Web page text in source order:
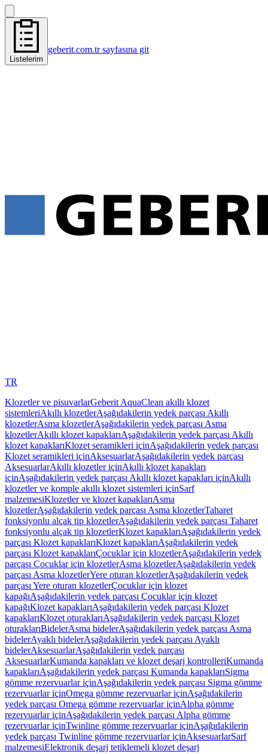
Listelerim
geberit.com.tr sayfasına git
TR
Klozetler ve pisuvarlarGeberit AquaClean akıllı klozet
sistemleriAkıllı klozetlerAşağıdakilerin yedek parçası Akıllı
klozetlerAsma klozetlerAşağıdakilerin yedek parçası Asma
klozetlerAkıllı klozet kapaklarıAşağıdakilerin yedek parçası Akıllı
klozet kapaklarıKlozet seramikleri içinAşağıdakilerin yedek parçası
Klozet seramikleri içinAksesuarlarAşağıdakilerin yedek parçası
AksesuarlarAkıllı klozetler içinAkıllı klozet kapakları
içinAşağıdakilerin yedek parçası Akıllı klozet kapakları içinAkıllı
klozetler ve komple akıllı klozet sistemleri içinSarf
malzemesiKlozetler ve klozet kapaklarıAsma
klozetlerAşağıdakilerin yedek parçası Asma klozetlerTaharet
fonksiyonlu alçak tip klozetlerAşağıdakilerin yedek parçası Taharet
fonksiyonlu alçak tip klozetlerKlozet kapaklarıAşağıdakilerin yedek
parçası Klozet kapaklarıKlozet kapaklarıAşağıdakilerin yedek
parçası Klozet kapaklarıÇocuklar için klozetlerAşağıdakilerin yedek
parçası Çocuklar için klozetlerAsma klozetlerAşağıdakilerin yedek
parçası Asma klozetlerYere oturan klozetlerAşağıdakilerin yedek
parçası Yere oturan klozetlerÇocuklar için klozet
kapağıAşağıdakilerin yedek parçası Çocuklar için klozet
kapağıKlozet kapaklarıAşağıdakilerin yedek parçası Klozet
kapaklarıKlozet oturaklarıAşağıdakilerin yedek parçası Klozet
oturaklarıBidelerAsma bidelerAşağıdakilerin yedek parçası Asma
bidelerAyaklı bidelerAşağıdakilerin yedek parçası Ayaklı
bidelerAksesuarlarAşağıdakilerin yedek parçası
AksesuarlarKumanda kapakları ve klozet deşarj kontrolleriKumanda
kapaklarıAşağıdakilerin yedek parçası Kumanda kapaklarıSigma
gömme rezervuarlar içinAşağıdakilerin yedek parçası Sigma gömme
rezervuarlar içinOmega gömme rezervuarlar içinAşağıdakilerin
yedek parçası Omega gömme rezervuarlar içinAlpha gömme
rezervuarlar içinAşağıdakilerin yedek parçası Alpha gömme
rezervuarlar içinTwinline gömme rezervuarlar içinAşağıdakilerin
yedek parçası Twinline gömme rezervuarlar içinAksesuarlarSarf
malzemesiElektronik deşarj tetiklemeli klozet deşarj